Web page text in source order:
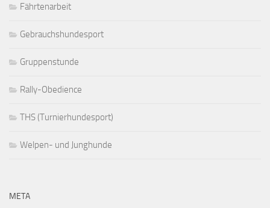
Fährtenarbeit
Gebrauchshundesport
Gruppenstunde
Rally-Obedience
THS (Turnierhundesport)
Welpen- und Junghunde
META